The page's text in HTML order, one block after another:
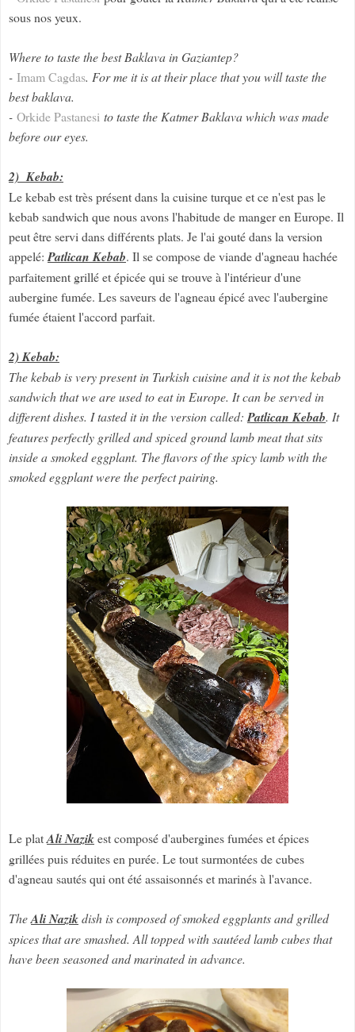
sous nos yeux.
Where to taste the best Baklava in Gaziantep?
- Imam Cagdas. For me it is at their place that you will taste the
best baklava.
- Orkide Pastanesi to taste the Katmer Baklava which was made
before our eyes.
2) Kebab:
Le kebab est très présent dans la cuisine turque et ce n'est pas le
kebab sandwich que nous avons l'habitude de manger en Europe. Il
peut être servi dans différents plats. Je l'ai gouté dans la version
appelé:Patlican Kebab. Il se compose de viande d'agneau hachée
parfaitement grillé et épicée qui se trouve à l'intérieur d'une
aubergine fumée. Les saveurs de l'agneau épicé avec l'aubergine
fumée étaient l'accord parfait.
2) Kebab:
The kebab is very present in Turkish cuisine and it is not the kebab
sandwich that we are used to eat in Europe. It can be served in
different dishes. I tasted it in the version called:Patlican Kebab. It
features perfectly grilled and spiced ground lamb meat that sits
inside a smoked eggplant. The flavors of the spicy lamb with the
smoked eggplant were the perfect pairing.
Le platAli Nazikest composé d'aubergines fumées et épices
grillées puis réduites en purée. Le tout surmontées de cubes
d'agneau sautés qui ont été assaisonnés et marinés à l'avance.
TheAli Nazikdish is composed of smoked eggplants and grilled
spices that are smashed. All topped with sautéed lamb cubes that
have been seasoned and marinated in advance.